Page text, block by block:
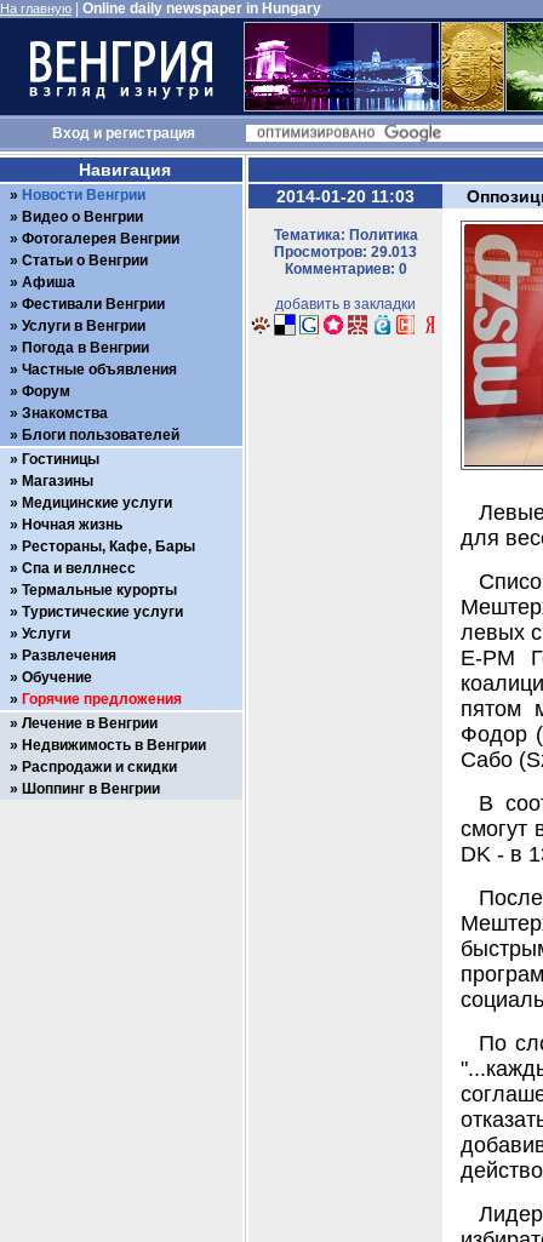
На главную Online daily newspaper in Hungary
Входи регистрация
2014-01-20 11:03
Тематика: Политика
Просмотров: 29.013
Комментариев: 0
добавить в закладки
для
левых
E-PM
пятом
Фодор
Сабо
В
смогут
DK - в
По
Навигация
Новости Венгрии
Видео о Венгрии
Фотогалерея Венгрии
Статьи о Венгрии
Афиша
Фестивали Венгрии
Услуги в Венгрии
Погода в Венгрии
Частные объявления
Форум
Знакомства
Блоги пользователей
Гостиницы
Магазины
Медицинские услуги
Ночная жизнь
Рестораны, Кафе, Бары
Спа и веллнесс
Термальные курорты
Туристические услуги
Услуги
Развлечения
Обучение
Горячие предложения
Лечение в Венгрии
Недвижимость в Венгрии
Распродажи и скидки
Шоппинг в Венгрии